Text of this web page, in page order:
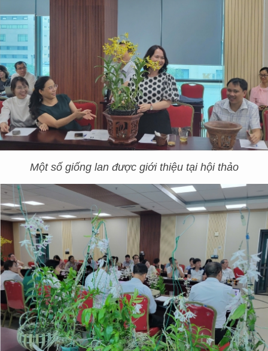
Một số giống lan được giới thiệu tại hội thảo